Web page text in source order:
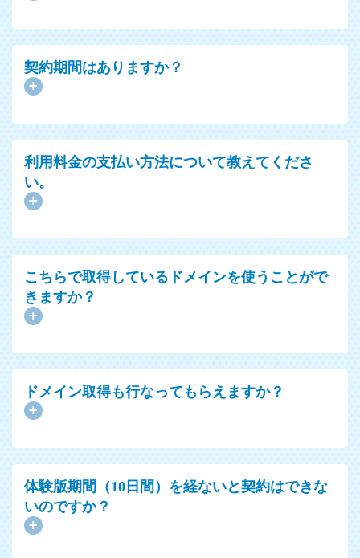
契約期間はありますか？
利用料金の支払い方法について教えてくださ
い。
こちらで取得しているドメインを使うことがで
きますか？
ドメイン取得も行なってもらえますか？
体験版期間（10日間）を経ないと契約はできな
いのですか？